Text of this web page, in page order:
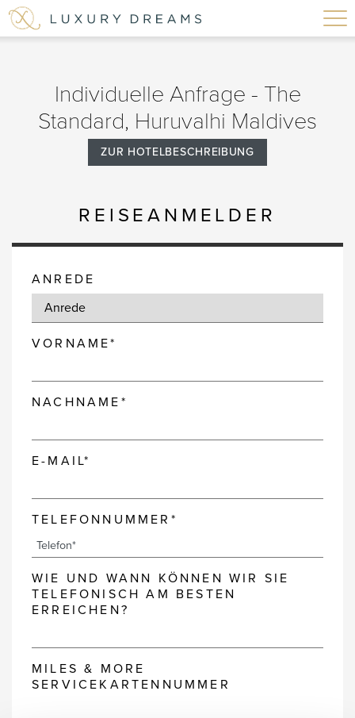
Individuelle Anfrage - The
Standard, Huruvalhi Maldives
ZUR HOTELBESCHREIBUNG
REISEANMELDER
ANREDE
VORNAME*
NACHNAME*
E-MAIL*
TELEFONNUMMER*
WIE UND WANN KÖNNEN WIR SIE
TELEFONISCH AM BESTEN
ERREICHEN?
MILES & MORE
SERVICEKARTENNUMMER